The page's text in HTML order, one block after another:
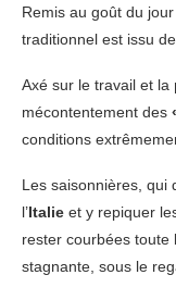
Remis au goût du
traditionnel est issu
Axé sur le travail et la
mécontentement des
conditions
Les saisonnières, qui
l’Italie et y repiquer
rester courbées toute
stagnante, sous le